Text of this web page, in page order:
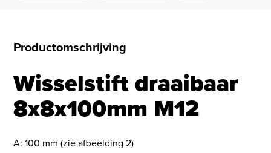
Productomschrijving
Wisselstift draaibaar
8x8x100mm M12
A: 100 mm (zie afbeelding 2)